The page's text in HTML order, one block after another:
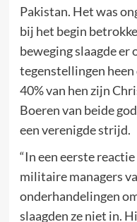
Pakistan. Het was
bij het begin
beweging slaagde er
tegenstellingen heen
40% van hen zijn
Boeren van beide
een verenigde strijd.
“In een eerste
militaire managers
onderhandelingen
slaagden ze niet in.